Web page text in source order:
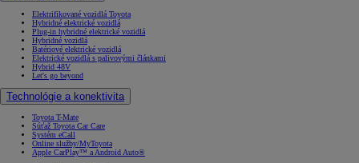
Elektrifikované vozidlá Toyota
Hybridné elektrické vozidlá
Plug-in hybridné elektrické vozidlá
Hybridné vozidlá
Batériové elektrické vozidlá
Elektrické vozidlá s palivovými článkami
Hybrid 48V
Let's go beyond
Technológie a konektivita
Toyota T-Mate
Súťaž Toyota Car Care
Systém eCall
Online služby/MyToyota
Apple CarPlay™ a Android Auto®